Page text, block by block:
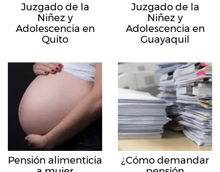
Juzgado de la
Niñez y
Adolescencia en
Quito
Juzgado de la
Niñez y
Adolescencia en
Guayaquil
Pensión alimenticia
¿Cómo demandar